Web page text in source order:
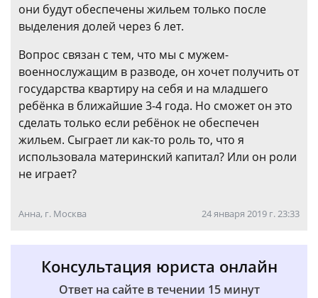
они будут обеспечены жильем только после
выделения долей через 6 лет.
Вопрос связан с тем, что мы с мужем-
военнослужащим в разводе, он хочет получить от
государства квартиру на себя и на младшего
ребёнка в ближайшие 3-4 года. Но сможет он это
сделать только если ребёнок не обеспечен
жильем. Сыграет ли как-то роль то, что я
использовала материнский капитал? Или он роли
не играет?
Анна, г. Москва 24 января 2019 г. 23:33
Консультация юриста онлайн
Ответ на сайте в течении 15 минут